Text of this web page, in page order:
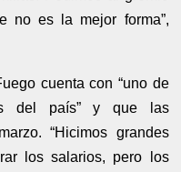
no es la mejor forma”,
cuenta con “uno de
del país” y que las
“Hicimos grandes
los salarios, pero los